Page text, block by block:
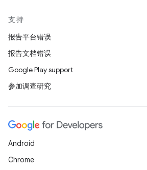
支持
报告平台错误
报告文档错误
Google Play support
参加调查研究
Android
Chrome